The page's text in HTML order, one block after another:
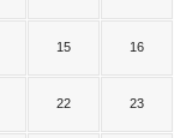
15 16
22 23